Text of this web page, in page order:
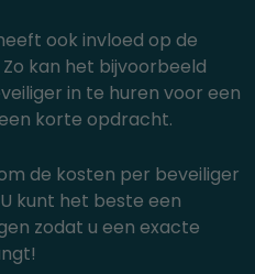
ook invloed op de
kan het bijvoorbeeld
in te huren voor een
korte opdracht.
de kosten per beveiliger
kunt het beste een
zodat u een exacte